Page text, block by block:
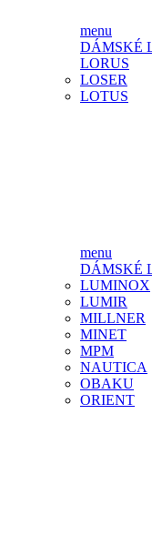
menu
DÁMSKÉ
LORUS
LOSER
LOTUS
menu
DÁMSKÉ
LUMINOX
LUMIR
MILLNER
MINET
MPM
NAUTICA
OBAKU
ORIENT